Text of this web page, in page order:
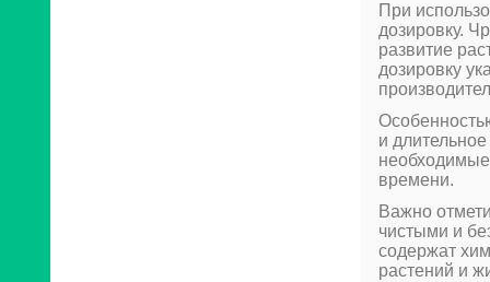
При
дозировку.
развитие
дозировку
и
времени.
Важно
чистыми и
содержат
растений и